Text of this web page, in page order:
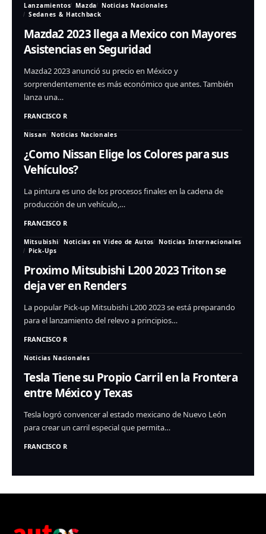
Lanzamientos Mazda
Noticias Nacionales
Sedanes & Hatchback
Mazda2 2023 llega a Mexico con Mayores
Asistencias en Seguridad
Mazda2 2023 anunció su precio en México y
sorprendentemente es más económico que antes. También
lanza una…
FRANCISCO R
Nissan Noticias Nacionales
¿Como Nissan Elige los Colores para sus
Vehículos?
La pintura es uno de los procesos finales en la cadena de
producción de un vehículo,…
FRANCISCO R
Mitsubishi Noticias en Video de Autos
Noticias Internacionales
Pick-Ups
Proximo Mitsubishi L200 2023 Triton se
deja ver en Renders
La popular Pick-up Mitsubishi L200 2023 se está preparando
para el lanzamiento del relevo a principios…
FRANCISCO R
Noticias Nacionales
Tesla Tiene su Propio Carril en la Frontera
entre México y Texas
Tesla logró convencer al estado mexicano de Nuevo León
para crear un carril especial que permita…
FRANCISCO R